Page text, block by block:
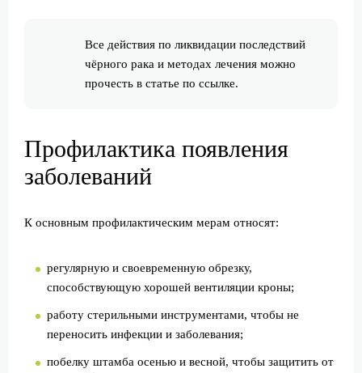
Все действия по ликвидации последствий
чёрного рака и методах лечения можно
прочесть в статье по ссылке.
Профилактика появления
заболеваний
К основным профилактическим мерам относят:
регулярную и своевременную обрезку,
способствующую хорошей вентиляции кроны;
работу стерильными инструментами, чтобы не
переносить инфекции и заболевания;
побелку штамба осенью и весной, чтобы защитить от